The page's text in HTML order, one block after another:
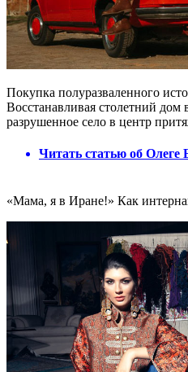
Покупка полуразваленного
Восстанавливая столетний дом
разрушенное село в центр
Читать статью об Олеге
«Мама, я в Иране!» Как